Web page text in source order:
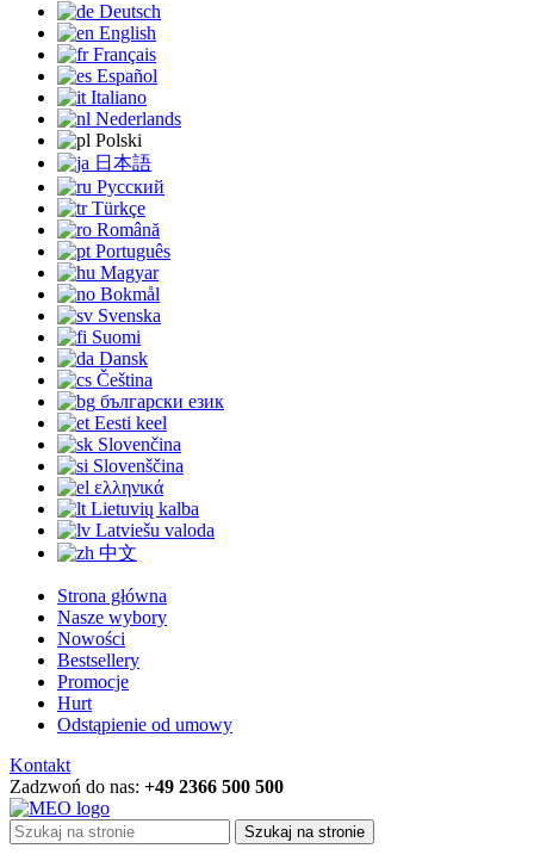
Deutsch
English
Français
Español
Italiano
Nederlands
Polski
日本語
Русский
Türkçe
Română
Português
Magyar
Bokmål
Svenska
Suomi
Dansk
Čeština
български език
Eesti keel
Slovenčina
Slovenščina
ελληνικά
Lietuvių kalba
Latviešu valoda
中文
Strona główna
Nasze wybory
Nowości
Bestsellery
Promocje
Hurt
Odstąpienie od umowy
Kontakt
Zadzwoń do nas: +49 2366 500 500
Szukaj na stronie